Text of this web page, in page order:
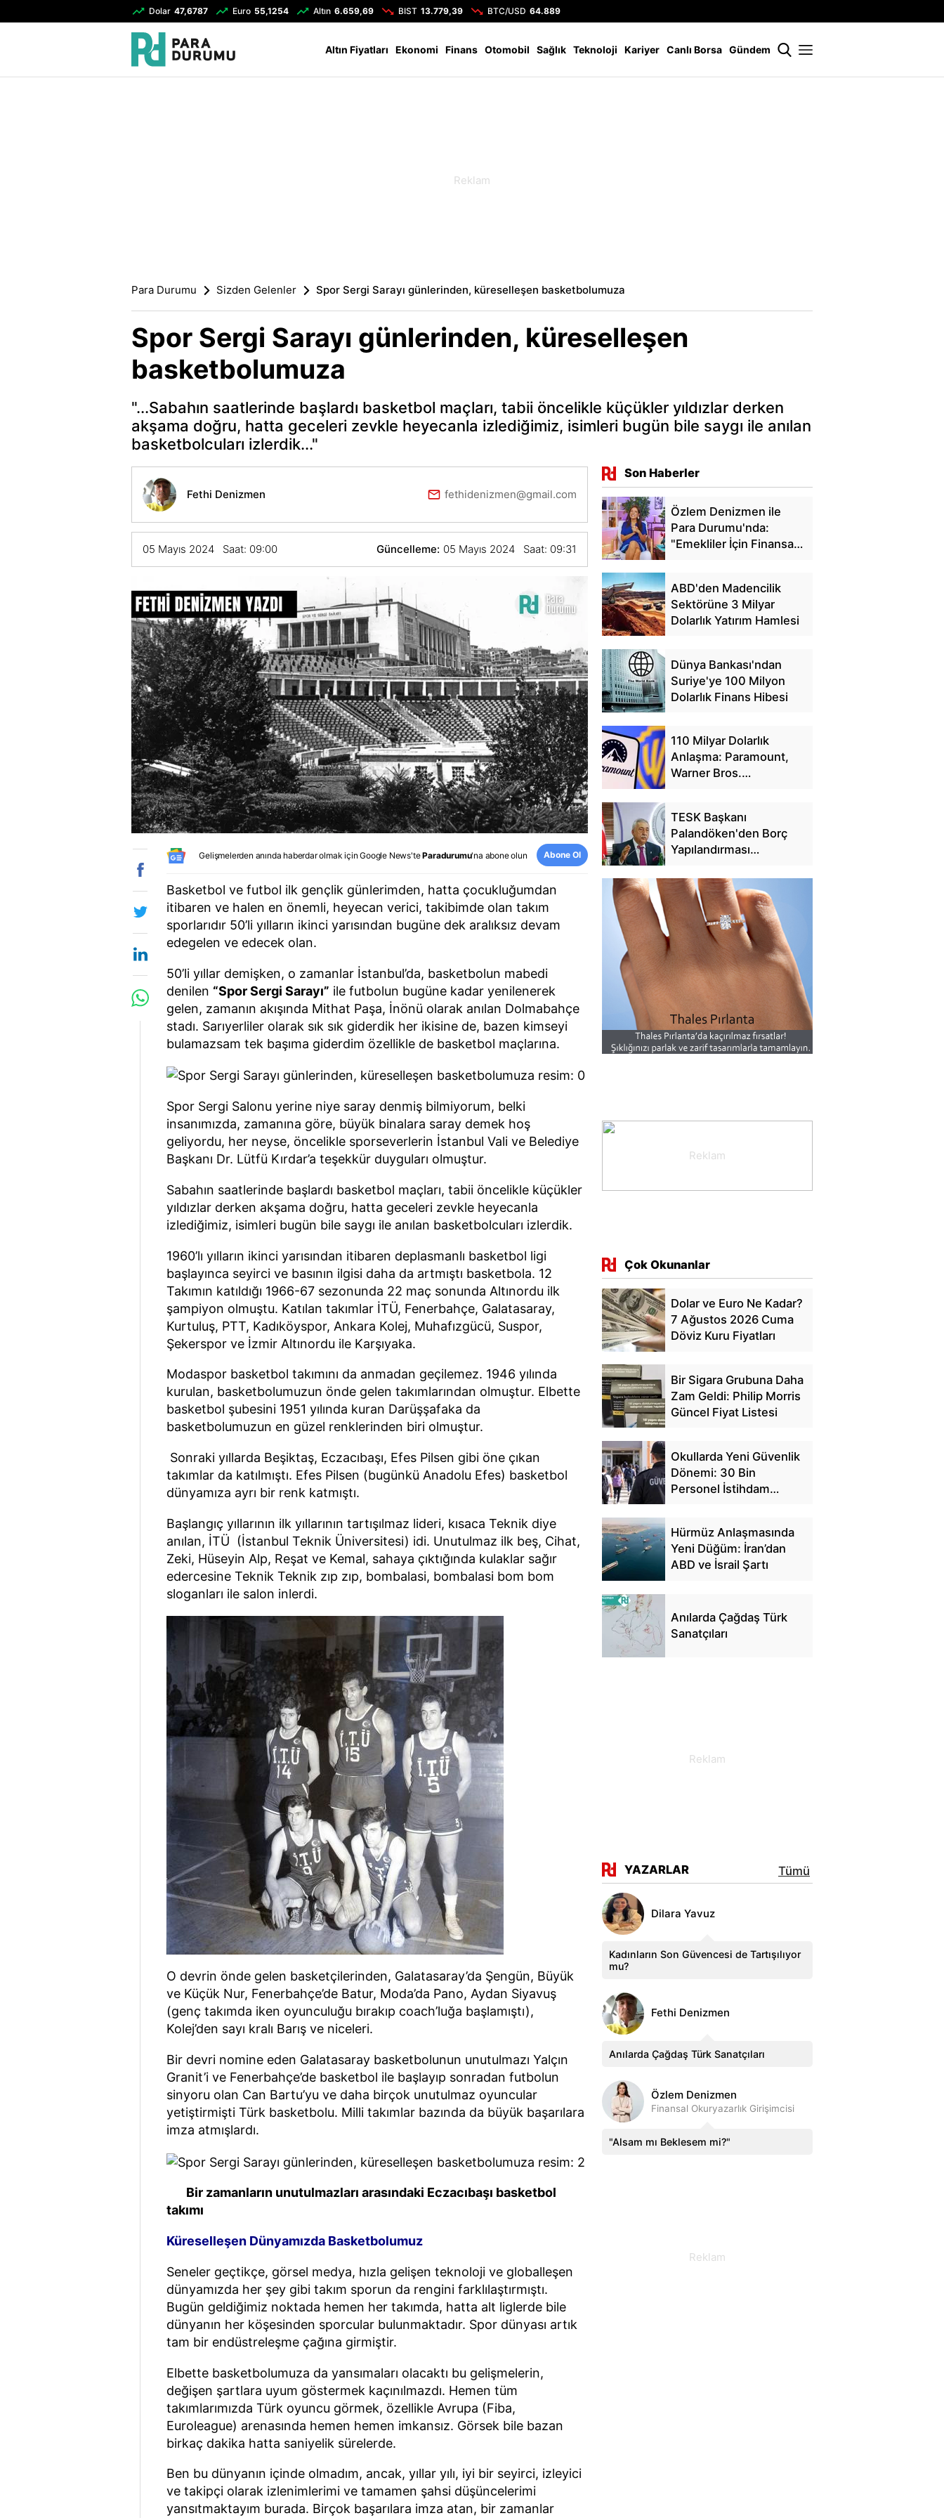
Dolar 47,6787 Euro 55,1254 Altın 6.659,69 BIST 13.779,39 BTC/USD 64.889
Altın Fiyatları Ekonomi Finans Otomobil Sağlık Teknoloji Kariyer Canlı Borsa Gündem
Para Durumu Sizden Gelenler Spor Sergi Sarayı günlerinden, küreselleşen basketbolumuza
Spor Sergi Sarayı günlerinden, küreselleşen
basketbolumuza
"...Sabahın saatlerinde başlardı basketbol maçları, tabii öncelikle küçükler yıldızlar derken
akşama doğru, hatta geceleri zevkle heyecanla izlediğimiz, isimleri bugün bile saygı ile anılan
basketbolcuları izlerdik..."
Fethi Denizmen fethidenizmen@gmail.com
05 Mayıs 2024 Saat: 09:00 Güncelleme: 05 Mayıs 2024 Saat: 09:31
Gelişmelerden anında haberdar olmak içinGoogle News'teParadurumu'na abone olun Abone Ol
Basketbol ve futbol ilk gençlik günlerimden, hatta çocukluğumdan
itibaren ve halen en önemli, heyecan verici, takibimde olan takım
sporlarıdır 50’li yılların ikinci yarısından bugüne dek aralıksız devam
edegelen ve edecek olan.
50’li yıllar demişken, o zamanlar İstanbul’da, basketbolun mabedi
denilen “Spor Sergi Sarayı” ile futbolun bugüne kadar yenilenerek
gelen, zamanın akışında Mithat Paşa, İnönü olarak anılan Dolmabahçe
stadı. Sarıyerliler olarak sık sık giderdik her ikisine de, bazen kimseyi
bulamazsam tek başıma giderdim özellikle de basketbol maçlarına.
Spor Sergi Salonu yerine niye saray denmiş bilmiyorum, belki
insanımızda, zamanına göre, büyük binalara saray demek hoş
geliyordu, her neyse, öncelikle sporseverlerin İstanbul Vali ve Belediye
Başkanı Dr. Lütfü Kırdar’a teşekkür duyguları olmuştur.
Sabahın saatlerinde başlardı basketbol maçları, tabii öncelikle küçükler
yıldızlar derken akşama doğru, hatta geceleri zevkle heyecanla
izlediğimiz, isimleri bugün bile saygı ile anılan basketbolcuları izlerdik.
1960’lı yılların ikinci yarısından itibaren deplasmanlı basketbol ligi
başlayınca seyirci ve basının ilgisi daha da artmıştı basketbola. 12
Takımın katıldığı 1966-67 sezonunda 22 maç sonunda Altınordu ilk
şampiyon olmuştu. Katılan takımlar İTÜ, Fenerbahçe, Galatasaray,
Kurtuluş, PTT, Kadıköyspor, Ankara Kolej, Muhafızgücü, Suspor,
Şekerspor ve İzmir Altınordu ile Karşıyaka.
Modaspor basketbol takımını da anmadan geçilemez. 1946 yılında
kurulan, basketbolumuzun önde gelen takımlarından olmuştur. Elbette
basketbol şubesini 1951 yılında kuran Darüşşafaka da
basketbolumuzun en güzel renklerinden biri olmuştur.
Sonraki yıllarda Beşiktaş, Eczacıbaşı, Efes Pilsen gibi öne çıkan
takımlar da katılmıştı. Efes Pilsen (bugünkü Anadolu Efes) basketbol
dünyamıza ayrı bir renk katmıştı.
Başlangıç yıllarının ilk yıllarının tartışılmaz lideri, kısaca Teknik diye
anılan, İTÜ (İstanbul Teknik Üniversitesi) idi. Unutulmaz ilk beş, Cihat,
Zeki, Hüseyin Alp, Reşat ve Kemal, sahaya çıktığında kulaklar sağır
edercesine Teknik Teknik zıp zıp, bombalasi, bombalasi bom bom
sloganları ile salon inlerdi.
O devrin önde gelen basketçilerinden, Galatasaray’da Şengün, Büyük
ve Küçük Nur, Fenerbahçe’de Batur, Moda’da Pano, Aydan Siyavuş
(genç takımda iken oyunculuğu bırakıp coach’luğa başlamıştı),
Kolej’den sayı kralı Barış ve niceleri.
Bir devri nomine eden Galatasaray basketbolunun unutulmazı Yalçın
Granit’i ve Fenerbahçe’de basketbol ile başlayıp sonradan futbolun
sinyoru olan Can Bartu’yu ve daha birçok unutulmaz oyuncular
yetiştirmişti Türk basketbolu. Milli takımlar bazında da büyük başarılara
imza atmışlardı.
Bir zamanların unutulmazları arasındaki Eczacıbaşı basketbol
takımı
Küreselleşen Dünyamızda Basketbolumuz
Seneler geçtikçe, görsel medya, hızla gelişen teknoloji ve globalleşen
dünyamızda her şey gibi takım sporun da rengini farklılaştırmıştı.
Bugün geldiğimiz noktada hemen her takımda, hatta alt liglerde bile
dünyanın her köşesinden sporcular bulunmaktadır. Spor dünyası artık
tam bir endüstreleşme çağına girmiştir.
Elbette basketbolumuza da yansımaları olacaktı bu gelişmelerin,
değişen şartlara uyum göstermek kaçınılmazdı. Hemen tüm
takımlarımızda Türk oyuncu görmek, özellikle Avrupa (Fiba,
Euroleague) arenasında hemen hemen imkansız. Görsek bile bazan
birkaç dakika hatta saniyelik sürelerde.
Ben bu dünyanın içinde olmadım, ancak, yıllar yılı, iyi bir seyirci, izleyici
ve takipçi olarak izlenimlerimi ve tamamen şahsi düşüncelerimi
yansıtmaktayım burada. Birçok başarılara imza atan, bir zamanlar
Son Haberler
Özlem Denizmen ile
Para Durumu'nda:
"Emekliler İçin Finansal
ABD'den Madencilik
Sektörüne 3 Milyar
Dolarlık Yatırım Hamlesi
Dünya Bankası'ndan
Suriye'ye 100 Milyon
Dolarlık Finans Hibesi
110 Milyar Dolarlık
Anlaşma: Paramount,
Warner Bros.
TESK Başkanı
Palandöken'den Borç
Yapılandırması
228 Bin Başvuru
Çok Okunanlar
Dolar ve Euro Ne Kadar?
7 Ağustos 2026 Cuma
Döviz Kuru Fiyatları
Bir Sigara Grubuna Daha
Zam Geldi: Philip Morris
Güncel Fiyat Listesi
Okullarda Yeni Güvenlik
Dönemi: 30 Bin
Personel İstihdam
Hürmüz Anlaşmasında
Yeni Düğüm: İran’dan
ABD ve İsrail Şartı
Anılarda Çağdaş Türk
Sanatçıları
YAZARLAR Tümü
Dilara Yavuz
Kadınların Son Güvencesi de Tartışılıyor
mu?
Fethi Denizmen
Anılarda Çağdaş Türk Sanatçıları
Özlem Denizmen
Finansal Okuryazarlık Girişimcisi
"Alsam mı Beklesem mi?"